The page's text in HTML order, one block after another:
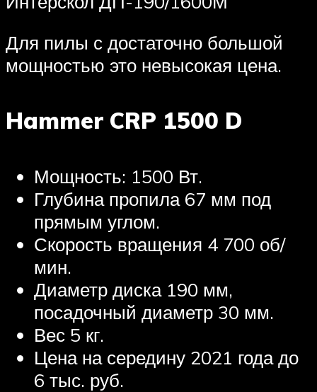
Для пилы с достаточно большой
мощностью это невысокая цена.
Hammer CRP 1500 D
Мощность: 1500 Вт.
Глубина пропила 67 мм под
прямым углом.
Скорость вращения 4 700 об/
мин.
Диаметр диска 190 мм,
посадочный диаметр 30 мм.
Вес 5 кг.
Цена на середину 2021 года до
6 тыс. руб.